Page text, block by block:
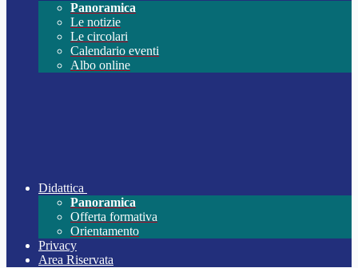
Panoramica
Le notizie
Le circolari
Calendario eventi
Albo online
Didattica
Panoramica
Offerta formativa
Orientamento
Privacy
Area Riservata